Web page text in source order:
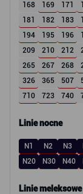
168
169 171
181
182 183
194
195 196
209
210 212
265
267 268
326
365 507
710
723 740
Linie nocne
N1 N2 N3
N20
N30 N40
Linie meleksowe